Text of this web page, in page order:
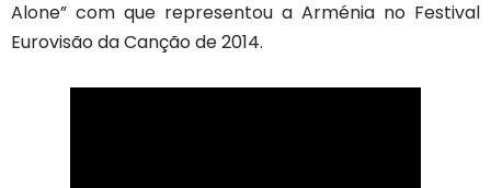
Alone” com que representou a Arménia no Festival
Eurovisão da Canção de 2014.